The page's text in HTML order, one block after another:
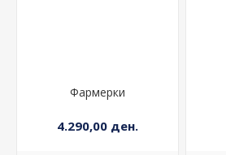
Фармерки
4.290,00 ден.